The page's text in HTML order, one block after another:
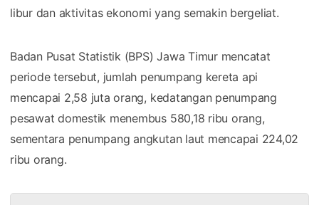
libur dan aktivitas ekonomi yang semakin bergeliat.
Badan Pusat Statistik (BPS) Jawa Timur mencatat
periode tersebut, jumlah penumpang kereta api
mencapai 2,58 juta orang, kedatangan penumpang
pesawat domestik menembus 580,18 ribu orang,
sementara penumpang angkutan laut mencapai 224,02
ribu orang.